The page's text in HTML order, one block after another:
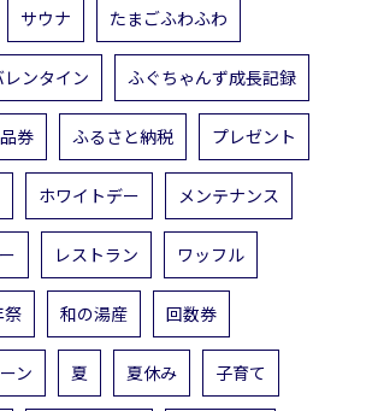
サウナ たまごふわふわ
レンタイン ふぐちゃんず成長記録
券 ふるさと納税 プレゼント
ホワイトデー メンテナンス
レストラン ワッフル
祭 和の湯産 回数券
ン 夏 夏休み 子育て